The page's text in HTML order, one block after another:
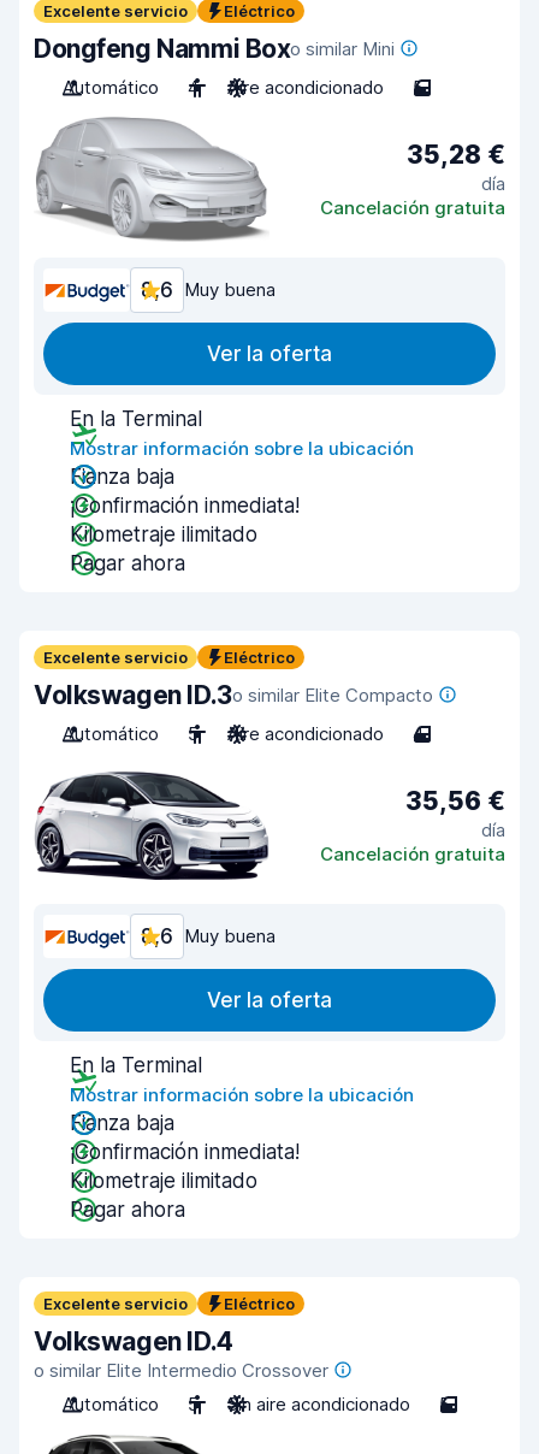
Excelente servicio Eléctrico
Dongfeng Nammi Boxo similar Mini
Automático
4 Aire acondicionado 5
35,28 €
día
Cancelación gratuita
8,6 Muy buena
Ver la oferta
En la Terminal
Mostrar información sobre la ubicación
Fianza baja
¡Confirmación inmediata!
Kilometraje ilimitado
Pagar ahora
Excelente servicio Eléctrico
Volkswagen ID.3o similar Elite Compacto
Automático
5 Aire acondicionado 4
35,56 €
día
Cancelación gratuita
8,6 Muy buena
Ver la oferta
En la Terminal
Mostrar información sobre la ubicación
Fianza baja
¡Confirmación inmediata!
Kilometraje ilimitado
Pagar ahora
Excelente servicio Eléctrico
Volkswagen ID.4
o similar Elite Intermedio Crossover
Automático
5 Sin aire acondicionado 5